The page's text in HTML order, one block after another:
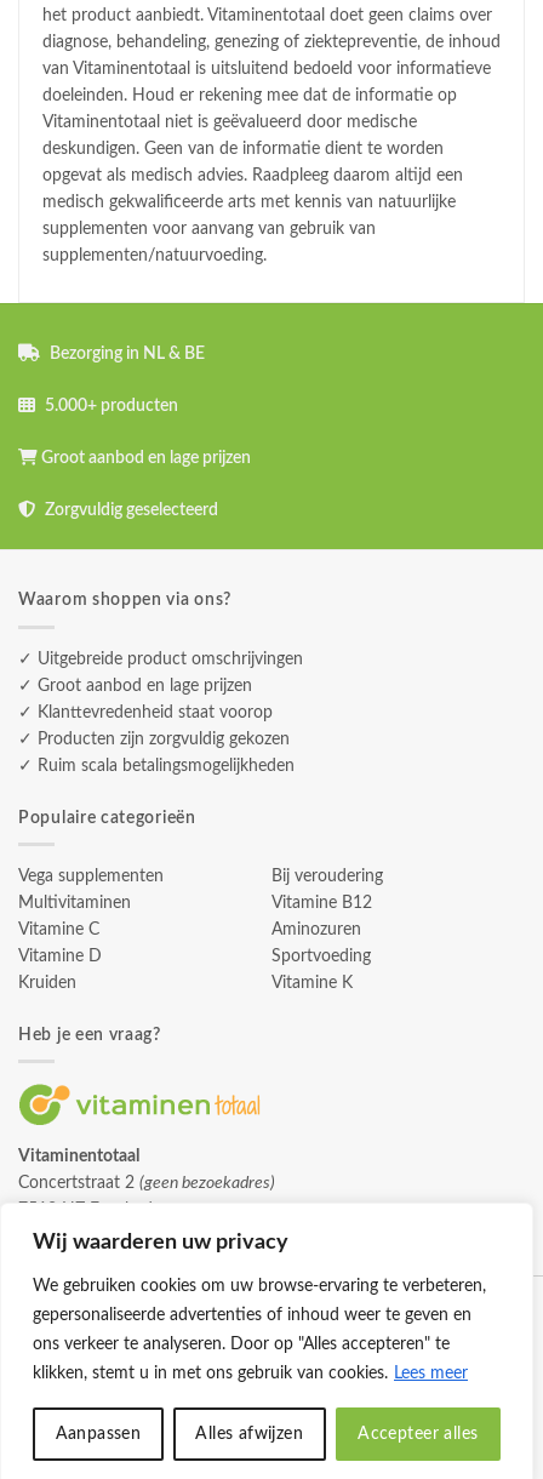
Wij waarderen uw privacy
We gebruiken cookies om uw browse-ervaring te verbeteren,
gepersonaliseerde advertenties of inhoud weer te geven en
ons verkeer te analyseren. Door op "Alles accepteren" te
klikken, stemt u in met ons gebruik van cookies. Lees meer
Aanpassen Alles afwijzen Accepteer alles
het product aanbiedt. Vitaminentotaal doet geen claims over
diagnose, behandeling, genezing of ziektepreventie, de inhoud
van Vitaminentotaal is uitsluitend bedoeld voor informatieve
doeleinden. Houd er rekening mee dat de informatie op
Vitaminentotaal niet is geëvalueerd door medische
deskundigen. Geen van de informatie dient te worden
opgevat als medisch advies. Raadpleeg daarom altijd een
medisch gekwalificeerde arts met kennis van natuurlijke
supplementen voor aanvang van gebruik van
supplementen/natuurvoeding.
Bezorging in NL & BE
5.000+ producten
Groot aanbod en lage prijzen
Zorgvuldig geselecteerd
Waarom shoppen via ons?
✓ Uitgebreide product omschrijvingen
✓ Groot aanbod en lage prijzen
✓ Klanttevredenheid staat voorop
✓ Producten zijn zorgvuldig gekozen
✓ Ruim scala betalingsmogelijkheden
Populaire categorieën
Vega supplementen
Multivitaminen
Vitamine C
Vitamine D
Kruiden
Bij veroudering
Vitamine B12
Aminozuren
Sportvoeding
Vitamine K
Heb je een vraag?
Vitaminentotaal
Concertstraat 2 (geen bezoekadres)
info@vitaminentotaal.nl
© 2026 -Vitaminentotaal.nl